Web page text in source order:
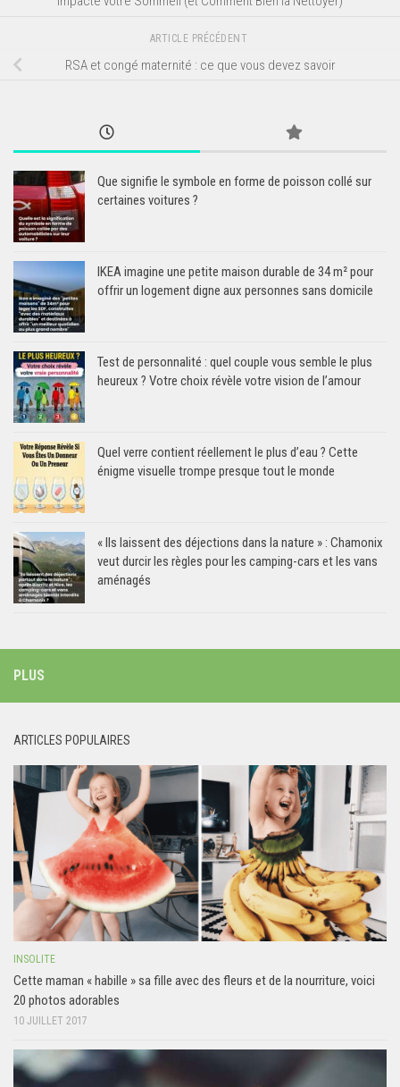
ARTICLE PRÉCÉDENT
RSA et congé maternité : ce que vous devez savoir
Que signifie le symbole en forme de poisson collé sur
certaines voitures ?
IKEA imagine une petite maison durable de 34 m² pour
offrir un logement digne aux personnes sans domicile
Test de personnalité : quel couple vous semble le plus
heureux ? Votre choix révèle votre vision de l’amour
Quel verre contient réellement le plus d’eau ? Cette
énigme visuelle trompe presque tout le monde
« Ils laissent des déjections dans la nature » : Chamonix
veut durcir les règles pour les camping-cars et les vans
aménagés
PLUS
ARTICLES POPULAIRES
INSOLITE
Cette maman « habille » sa fille avec des fleurs et de la nourriture, voici
20 photos adorables
10 JUILLET 2017